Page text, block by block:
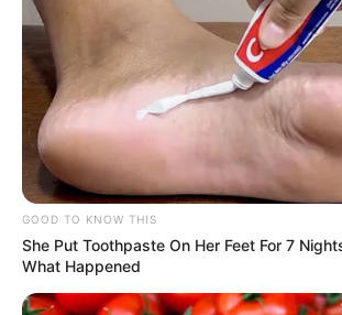
GOOD TO KNOW THIS
She Put Toothpaste On Her Feet For 7
What Happened